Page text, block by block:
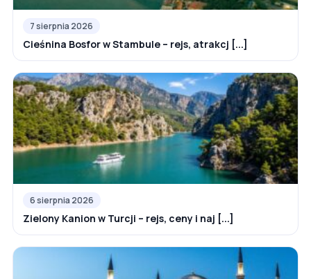
7 sierpnia 2026
Cieśnina Bosfor w Stambule – rejs, atrakcj [...]
6 sierpnia 2026
Zielony Kanion w Turcji – rejs, ceny i naj [...]